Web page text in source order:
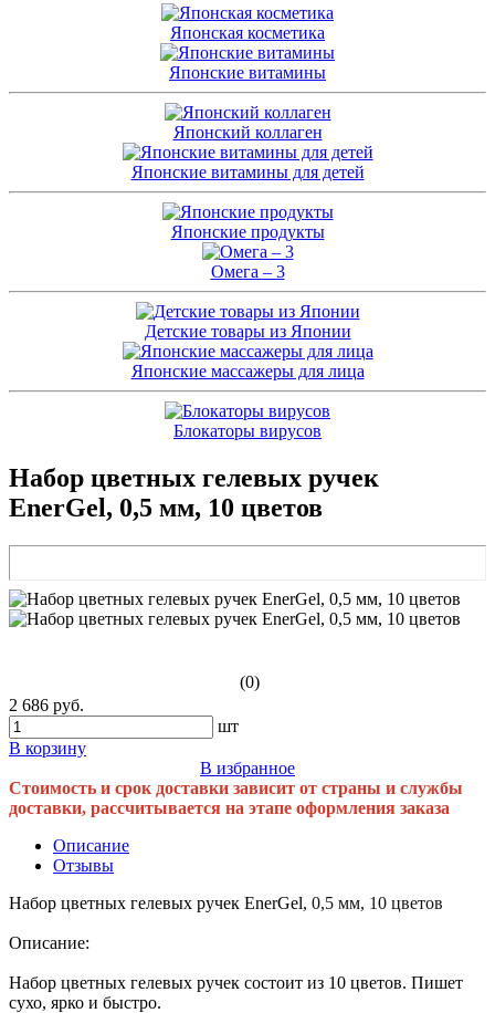
Японская косметика
Японские витамины
Японский коллаген
Японские витамины для детей
Японские продукты
Омега – 3
Детские товары из Японии
Японские массажеры для лица
Блокаторы вирусов
Набор цветных гелевых ручек
EnerGel, 0,5 мм, 10 цветов
(0)
2 686 руб.
шт
В корзину
В избранное
Стоимость и срок доставки зависит от страны и службы
доставки, рассчитывается на этапе оформления заказа
Описание
Отзывы
Набор цветных гелевых ручек EnerGel, 0,5 мм, 10 цветов
Описание:
Набор цветных гелевых ручек состоит из 10 цветов. Пишет
сухо, ярко и быстро.